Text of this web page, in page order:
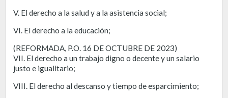
V. El derecho a la salud y a la asistencia social;
VI. El derecho a la educación;
(REFORMADA, P.O. 16 DE OCTUBRE DE 2023)
VII. El derecho a un trabajo digno o decente y un salario
justo e igualitario;
VIII. El derecho al descanso y tiempo de esparcimiento;